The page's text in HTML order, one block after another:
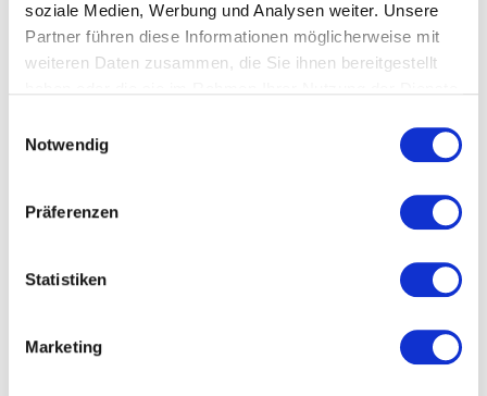
soziale Medien, Werbung und Analysen weiter. Unsere
Partner führen diese Informationen möglicherweise mit
weiteren Daten zusammen, die Sie ihnen bereitgestellt
Cookies, wenn Sie unsere Webseite weiterhin nutzen.
Notwendig
Präferenzen
Statistiken
Marketing
Europäische Union (EU) 12,90 Euro
Ab 200 Euro Bestellwert versandkostenfrei
Die Versandkosten enthalten die gesetzliche
Versandart:
Weltweit durch DPD. Nach Absprache ist auch ein